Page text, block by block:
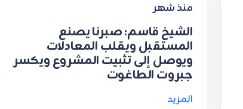
منذ شهر
الشيخ قاسم: صبرنا يصنع
المستقبل ويقلب المعادلات
ويوصل إلى تثبيت المشروع ويكسر
جبروت الطاغوت
المزيد